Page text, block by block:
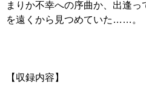
まりか不幸への序曲か、出逢
を遠くから見つめていた……。
【収録内容】